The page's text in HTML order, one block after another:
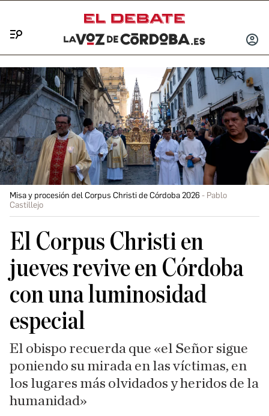
INICIAR
Misa y procesión del Corpus Christi de Córdoba 2026
Pablo
Castillejo
El Corpus Christi en
jueves revive en Córdoba
con una luminosidad
especial
El obispo recuerda que «el Señor sigue
poniendo su mirada en las víctimas, en
los lugares más olvidados y heridos de la
humanidad»